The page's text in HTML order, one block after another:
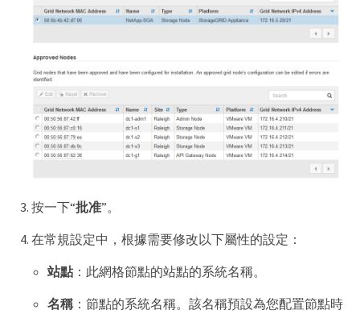
按一下“批准”。
在常規設定中，根據需要修改以下屬性的設定：
站點：此網格節點的站點的系統名稱。
名稱：節點的系統名稱。該名稱預設為您配置節點時